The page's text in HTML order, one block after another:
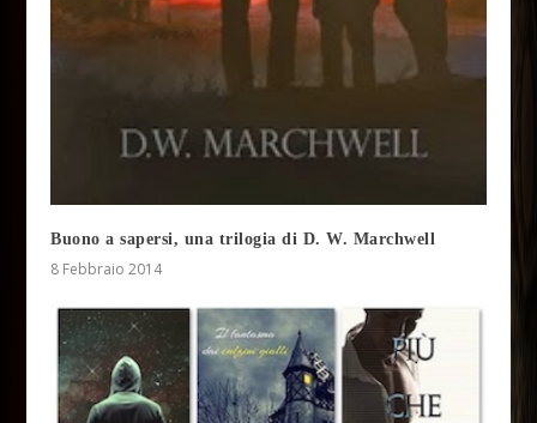
Buono a sapersi, una trilogia di D. W. Marchwell
8 Febbraio 2014